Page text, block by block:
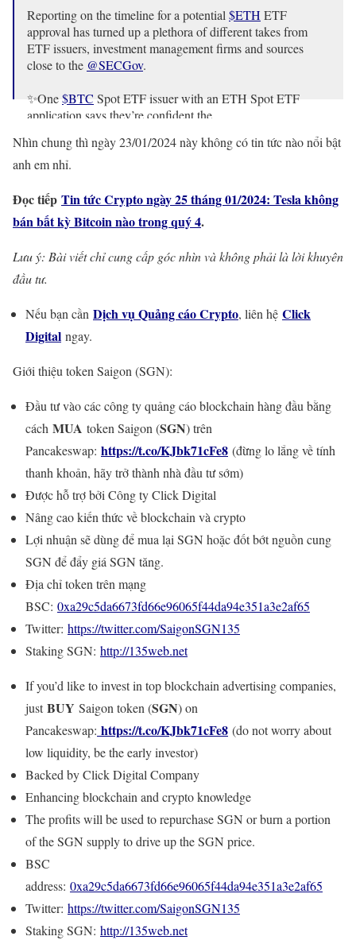
Reporting on the timeline for a potential$ETH ETF
approval has turned up a plethora of different takes from
ETF issuers, investment management firms and sources
close to the @SECGov.
✨One$BTC Spot ETF issuer with an ETH Spot ETF
application says they’re confident the…
— Eleanor Terrett (@EleanorTerrett)January 23, 2024
Nhìn chung thì ngày 23/01/2024 này không có tin tức nào nổi bật
anh em nhỉ.
Đọc tiếp Tin tức Crypto ngày 25 tháng 01/2024: Tesla không
bán bất kỳ Bitcoin nào trong quý 4.
Lưu ý: Bài viết chỉ cung cấp góc nhìn và không phải là lời khuyên
đầu tư.
Nếu bạn cần Dịch vụ Quảng cáo Crypto, liên hệ Click
Digital ngay.
Giới thiệu token Saigon (SGN):
Đầu tư vào các công ty quảng cáo blockchain hàng đầu bằng
cách MUA token Saigon (SGN) trên
Pancakeswap: https://t.co/KJbk71cFe8 (đừng lo lắng về tính
thanh khoản, hãy trở thành nhà đầu tư sớm)
Được hỗ trợ bởi Công ty Click Digital
Nâng cao kiến thức về blockchain và crypto
Lợi nhuận sẽ dùng để mua lại SGN hoặc đốt bớt nguồn cung
SGN để đẩy giá SGN tăng.
Địa chỉ token trên mạng
BSC: 0xa29c5da6673fd66e96065f44da94e351a3e2af65
Twitter: https://twitter.com/SaigonSGN135
Staking SGN: http://135web.net
If you’d like to invest in top blockchain advertising companies,
justBUY Saigon token (SGN) on
Pancakeswap: https://t.co/KJbk71cFe8 (do not worry about
low liquidity, be the early investor)
Backed by Click Digital Company
Enhancing blockchain and crypto knowledge
The profits will be used to repurchase SGN or burn a portion
of the SGN supply to drive up the SGN price.
BSC
address: 0xa29c5da6673fd66e96065f44da94e351a3e2af65
Twitter: https://twitter.com/SaigonSGN135
Staking SGN: http://135web.net